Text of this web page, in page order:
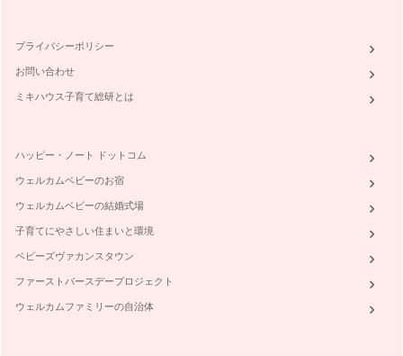
プライバシーポリシー
お問い合わせ
ミキハウス子育て総研とは
ハッピー・ノート ドットコム
ウェルカムベビーのお宿
ウェルカムベビーの結婚式場
子育てにやさしい住まいと環境
ベビーズヴァカンスタウン
ファーストバースデープロジェクト
ウェルカムファミリーの自治体